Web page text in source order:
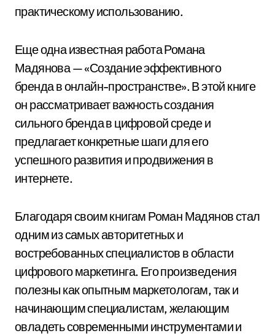
практическому использованию.
Еще одна известная работа Романа
Мадянова — «Создание эффективного
бренда в онлайн-пространстве». В этой книге
он рассматривает важность создания
сильного бренда в цифровой среде и
предлагает конкретные шаги для его
успешного развития и продвижения в
интернете.
Благодаря своим книгам Роман Мадянов стал
одним из самых авторитетных и
востребованных специалистов в области
цифрового маркетинга. Его произведения
полезны как опытным маркетологам, так и
начинающим специалистам, желающим
овладеть современными инструментами и